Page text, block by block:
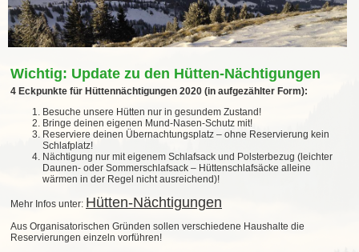
Wichtig: Update zu den Hütten-Nächtigungen
4 Eckpunkte für Hüttennächtigungen 2020 (in aufgezählter Form):
Besuche unsere Hütten nur in gesundem Zustand!
Bringe deinen eigenen Mund-Nasen-Schutz mit!
Reserviere deinen Übernachtungsplatz – ohne Reservierung kein
Schlafplatz!
Nächtigung nur mit eigenem Schlafsack und Polsterbezug (leichter
Daunen- oder Sommerschlafsack – Hüttenschlafsäcke alleine
wärmen in der Regel nicht ausreichend)!
Mehr Infos unter: Hütten-Nächtigungen
Aus Organisatorischen Gründen sollen verschiedene Haushalte die
Reservierungen einzeln vorführen!